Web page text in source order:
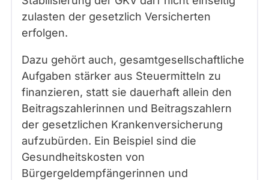
zulasten der gesetzlich Versicherten
erfolgen.
Dazu gehört auch, gesamtgesellschaftliche
Aufgaben stärker aus Steuermitteln zu
finanzieren, statt sie dauerhaft allein den
Beitragszahlerinnen und Beitragszahlern
der gesetzlichen Krankenversicherung
aufzubürden. Ein Beispiel sind die
Gesundheitskosten von
Bürgergeldempfängerinnen und